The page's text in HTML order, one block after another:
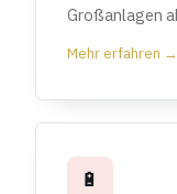
Großanlagen
Mehr erfahren →
🔋